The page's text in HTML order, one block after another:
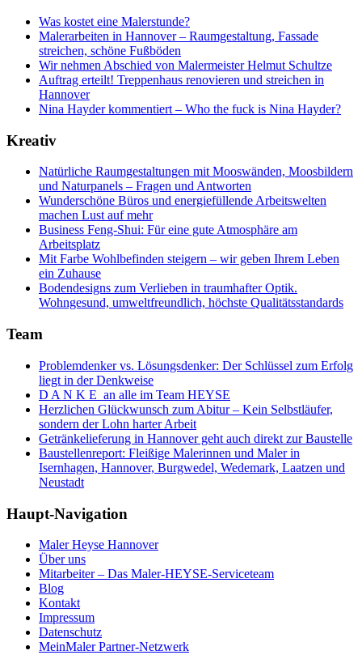
Was kostet eine Malerstunde?
Malerarbeiten in Hannover – Raumgestaltung, Fassade
streichen, schöne Fußböden
Wir nehmen Abschied von Malermeister Helmut Schultze
Auftrag erteilt! Treppenhaus renovieren und streichen in
Hannover
Nina Hayder kommentiert – Who the fuck is Nina Hayder?
Kreativ
Natürliche Raumgestaltungen mit Mooswänden, Moosbildern
und Naturpanels – Fragen und Antworten
Wunderschöne Büros und energiefüllende Arbeitswelten
machen Lust auf mehr
Business Feng-Shui: Für eine gute Atmosphäre am
Arbeitsplatz
Mit Farbe Wohlbefinden steigern – wir geben Ihrem Leben
ein Zuhause
Bodendesigns zum Verlieben in traumhafter Optik.
Wohngesund, umweltfreundlich, höchste Qualitätsstandards
Team
Problemdenker vs. Lösungsdenker: Der Schlüssel zum Erfolg
liegt in der Denkweise
D A N K E an alle im Team HEYSE
Herzlichen Glückwunsch zum Abitur – Kein Selbstläufer,
sondern der Lohn harter Arbeit
Getränkelieferung in Hannover geht auch direkt zur Baustelle
Baustellenreport: Fleißige Malerinnen und Maler in
Isernhagen, Hannover, Burgwedel, Wedemark, Laatzen und
Neustadt
Haupt-Navigation
Maler Heyse Hannover
Über uns
Mitarbeiter – Das Maler-HEYSE-Serviceteam
Blog
Kontakt
Impressum
Datenschutz
MeinMaler Partner-Netzwerk